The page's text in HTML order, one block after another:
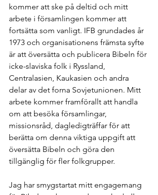
kommer att ske på deltid och mitt
arbete i församlingen kommer att
fortsätta som vanligt. IFB grundades år
1973 och organisationens främsta syfte
är att översätta och publicera Bibeln för
icke-slaviska folk i Ryssland,
Centralasien, Kaukasien och andra
delar av det forna Sovjetunionen. Mitt
arbete kommer framförallt att handla
om att besöka församlingar,
missionsråd, dagledigträffar för att
berätta om denna viktiga uppgift att
översätta Bibeln och göra den
tillgänglig för fler folkgrupper.
Jag har smygstartat mitt engagemang